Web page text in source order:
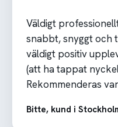
Väldigt
snabbt, snyggt och
väldigt positiv
(att ha tappat
Rekommenderas
Bitte, kund i